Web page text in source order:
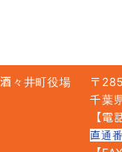
酒々井町役場
〒
千葉
【
直通